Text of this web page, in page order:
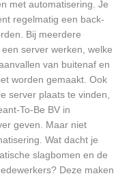
met automatisering. Je
regelmatig een back-
Bij meerdere
server werken, welke
van buitenaf en
worden gemaakt. Ook
server plaats te vinden,
To-Be BV in
geven. Maar niet
Wat dacht je
slagbomen en de
Deze maken